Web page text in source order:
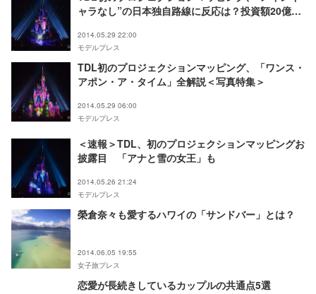
ャラなし”の日本独自路線に反応は？投資額20億円
2014.05.29 22:00
モデルプレス
TDL初のプロジェクションマッピング、「ワンス・
アポン・ア・タイム」全解説＜写真特集＞
2014.05.29 06:00
モデルプレス
＜速報＞TDL、初のプロジェクションマッピングお
披露目 「アナと雪の女王」も
2014.05.26 21:24
モデルプレス
榮倉奈々も愛するハワイの「サンドバー」とは？
2014.06.05 19:55
女子旅プレス
恋愛が長続きしているカップルの共通点5選